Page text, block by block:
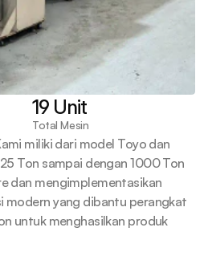
19 Unit
Total Mesin
miliki dari model Toyo dan
Ton sampai dengan 1000 Ton
dan mengimplementasikan
yang dibantu perangkat
untuk menghasilkan produk